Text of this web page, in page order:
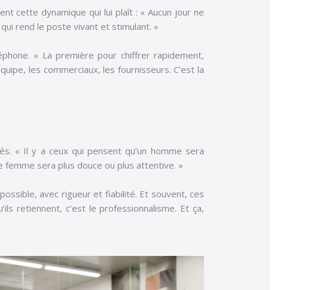
cette dynamique qui lui plaît : « Aucun jour ne
rend le poste vivant et stimulant. »
« La première pour chiffrer rapidement,
les commerciaux, les fournisseurs. C’est la
« Il y a ceux qui pensent qu’un homme sera
femme sera plus douce ou plus attentive. »
possible, avec rigueur et fiabilité. Et souvent, ces
retiennent, c’est le professionnalisme. Et ça,